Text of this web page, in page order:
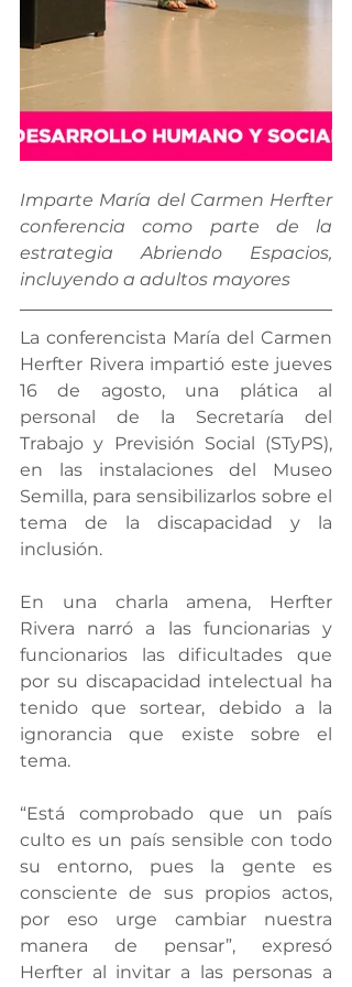
Imparte María del Carmen Herfter
conferencia como parte de la
estrategia Abriendo Espacios,
incluyendo a adultos mayores
La conferencista María del Carmen
Herfter Rivera impartió este jueves
16 de agosto, una plática al
personal de la Secretaría del
Trabajo y Previsión Social (STyPS),
en las instalaciones del Museo
Semilla, para sensibilizarlos sobre el
tema de la discapacidad y la
inclusión.
En una charla amena, Herfter
Rivera narró a las funcionarias y
funcionarios las dificultades que
por su discapacidad intelectual ha
tenido que sortear, debido a la
ignorancia que existe sobre el
tema.
“Está comprobado que un país
culto es un país sensible con todo
su entorno, pues la gente es
consciente de sus propios actos,
por eso urge cambiar nuestra
manera de pensar”, expresó
Herfter al invitar a las personas a